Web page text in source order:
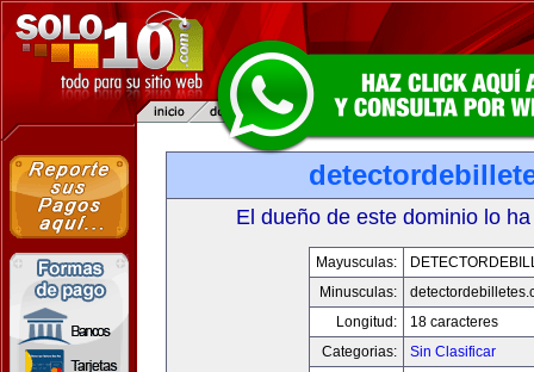
El dueño de este dominio lo
Mayusculas:
Minusculas:
Longitud:
18 caracteres
Categorias:
Sin Clasificar